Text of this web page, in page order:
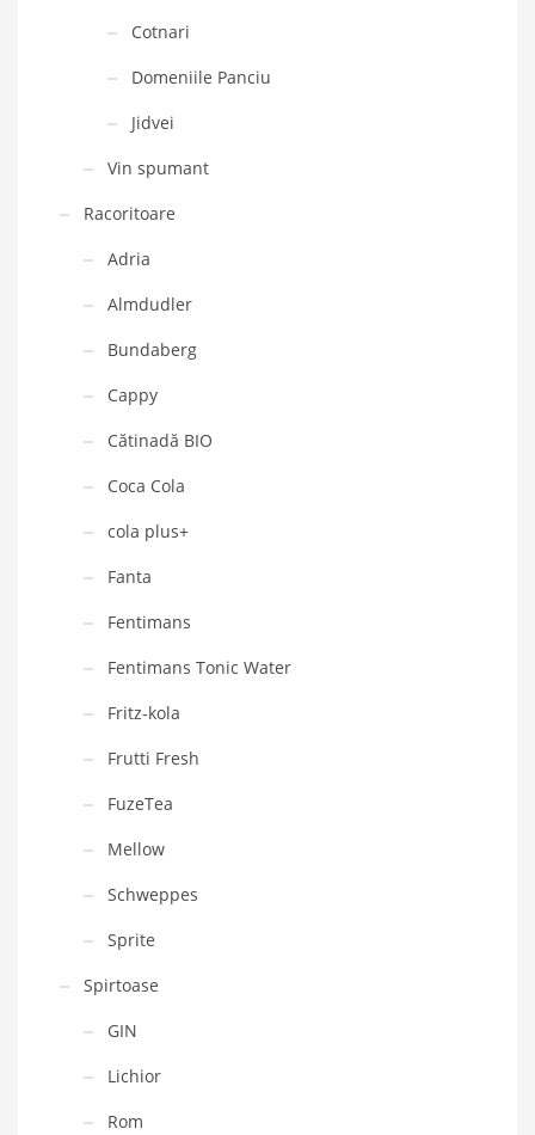
Cotnari
Domeniile Panciu
Jidvei
Vin spumant
Racoritoare
Adria
Almdudler
Bundaberg
Cappy
Cătinadă BIO
Coca Cola
cola plus+
Fanta
Fentimans
Fentimans Tonic Water
Fritz-kola
Frutti Fresh
FuzeTea
Mellow
Schweppes
Sprite
Spirtoase
GIN
Lichior
Rom